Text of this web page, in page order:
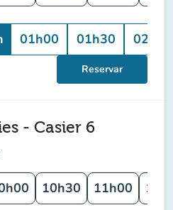
01h00 01h30 02h00
Reservar
- Casier 6
10h30 11h00